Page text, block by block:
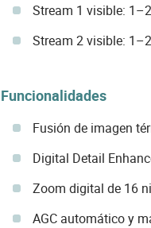
Stream 1 visible:
Stream 2 visible:
Funcionalidades
Fusión de imagen
Digital Detail
Zoom digital de 16
AGC automático y